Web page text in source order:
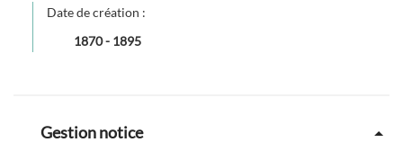
Date de création :
1870- 1895
Gestion notice